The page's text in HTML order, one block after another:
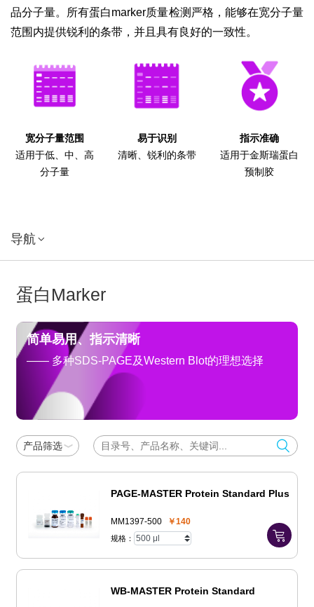
品分子量。所有蛋白marker质量检测严格，能够在宽分子量
范围内提供锐利的条带，并且具有良好的一致性。
宽分子量范围
适用于低、中、高
分子量
易于识别
清晰、锐利的条带
指示准确
适用于金斯瑞蛋白
预制胶
导航
蛋白Marker
简单易用、指示清晰
—— 多种SDS-PAGE及Western Blot的理想选择
产品筛选
PAGE-MASTER Protein Standard Plus
MM1397-500 ￥140
规格：
WB-MASTER Protein Standard